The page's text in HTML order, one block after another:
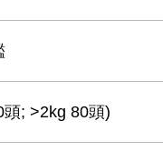
; >2kg 80頭)